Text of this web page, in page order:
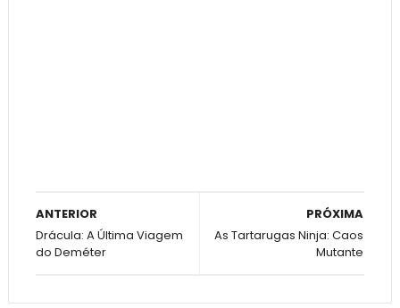
PRÓXIMA
As Tartarugas Ninja: Caos
Mutante
ANTERIOR
Drácula: A Última Viagem
do Deméter